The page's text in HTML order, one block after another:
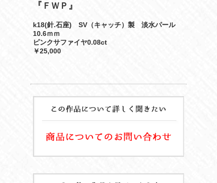
『 ＦＷＰ 』
k18(針.石座) SV（キャッチ）製 淡水パール
10.6ｍｍ
ピンクサファイヤ0.08ct
￥25,000